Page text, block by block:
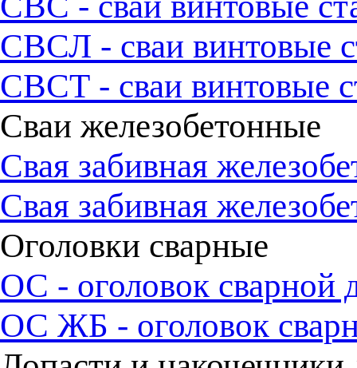
СВСЛ - сваи винтовые
СВСТ - сваи винтовые
Сваи железобетонные
Свая забивная
Свая забивная
Оголовки сварные
ОС - оголовок сварной
ОС ЖБ - оголовок